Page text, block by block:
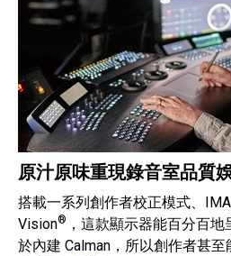
原汁原味重現錄音室品質
搭載一系列創作者校正模式、
Vision® ，這款顯示器能百分百
於內建 Calman，所以創作者甚